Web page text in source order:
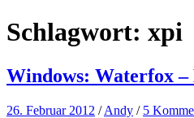
Schlagwort: xpi
Windows: Waterfox
26. Februar 2012 /Andy / 5